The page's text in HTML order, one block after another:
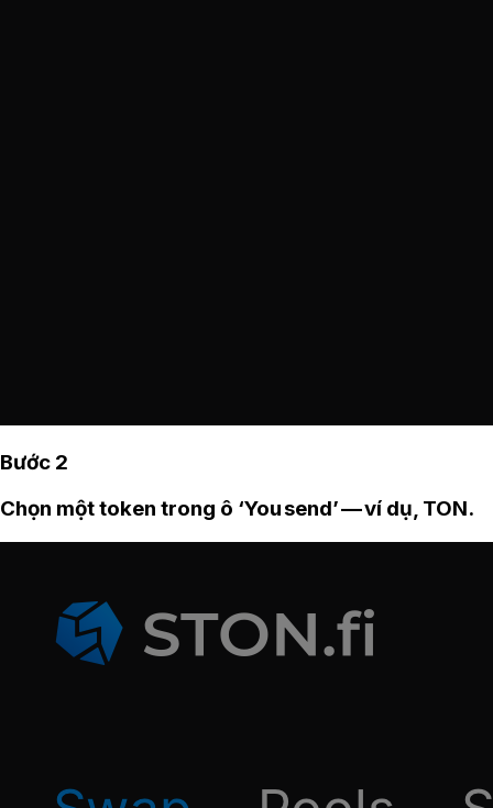
Bước 2
Chọn một token trong ô ‘You send’ — ví dụ, TON.